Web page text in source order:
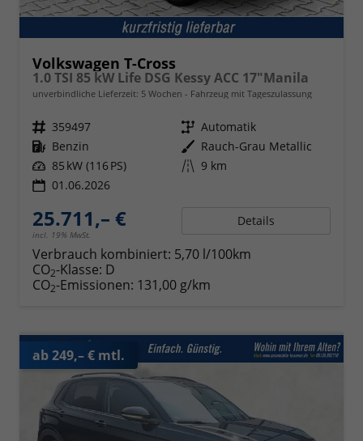
Volkswagen T-Cross
1.0 TSI 85 kW Life DSG Kessy ACC 17"Manila
unverbindliche Lieferzeit: 5 Wochen Fahrzeug mit Tageszulassung
Fahrzeugnr. 359497 Getriebe Automatik
Kraftstoff Benzin Außenfarbe Rauch-Grau Metallic
Leistung 85 kW (116 PS) Kilometerstand 9 km
01.06.2026
25.711,– €
incl. 19% MwSt.
Details
Verbrauch kombiniert: 5,70 l/100km
CO2-Klasse: D
CO2-Emissionen: 131,00 g/km
ab 249,– € mtl.